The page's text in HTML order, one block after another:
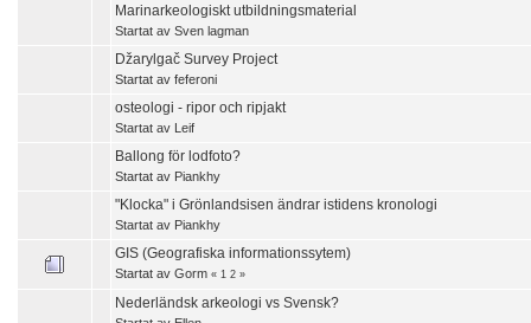
Marinarkeologiskt utbildningsmaterial
Startat av Sven lagman
Džarylgač Survey Project
Startat av feferoni
osteologi - ripor och ripjakt
Startat av Leif
Ballong för lodfoto?
Startat av Piankhy
"Klocka" i Grönlandsisen ändrar istidens kronologi
Startat av Piankhy
GIS (Geografiska informationssytem)
Startat av Gorm « 1 2 »
Nederländsk arkeologi vs Svensk?